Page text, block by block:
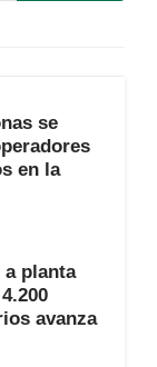
se
en la
a planta
avanza